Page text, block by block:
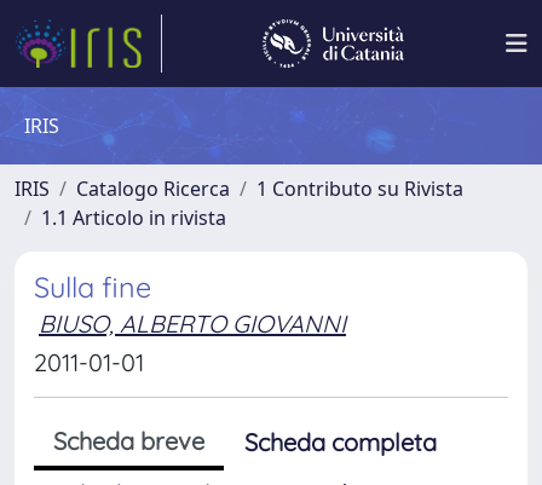
IRIS
IRIS Catalogo Ricerca
1 Contributo su Rivista
1.1 Articolo in rivista
Sulla fine
BIUSO, ALBERTO GIOVANNI
2011-01-01
Scheda breve
Scheda completa